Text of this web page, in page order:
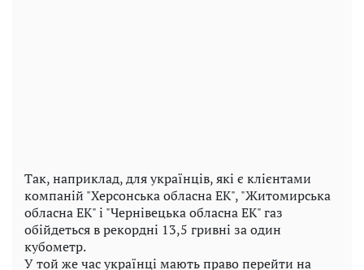
Так, наприклад, для українців, які є клієнтами
компаній "Херсонська обласна ЕК", "Житомирська
обласна ЕК" і "Чернівецька обласна ЕК" газ
обійдеться в рекордні 13,5 гривні за один
кубометр.
У той же час українці мають право перейти на